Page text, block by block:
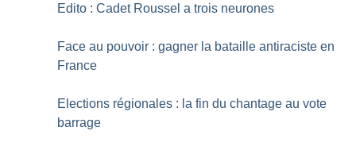
Edito : Cadet Roussel a trois neurones
Face au pouvoir : gagner la bataille antiraciste en
France
Elections régionales : la fin du chantage au vote
barrage